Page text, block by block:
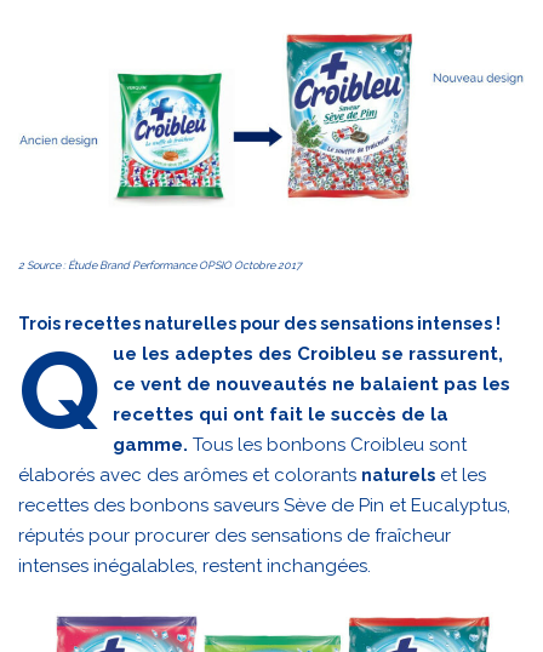
2 Source : Étude Brand Performance OPSIO Octobre 2017
Trois recettes naturelles pour des sensations intenses !
Q
ue les adeptes des Croibleu se rassurent,
ce vent de nouveautés ne balaient pas les
recettes qui ont fait le succès de la
gamme. Tous les bonbons Croibleu sont
élaborés avec des arômes et colorants naturels et les
recettes des bonbons saveurs Sève de Pin et Eucalyptus,
réputés pour procurer des sensations de fraîcheur
intenses inégalables, restent inchangées.